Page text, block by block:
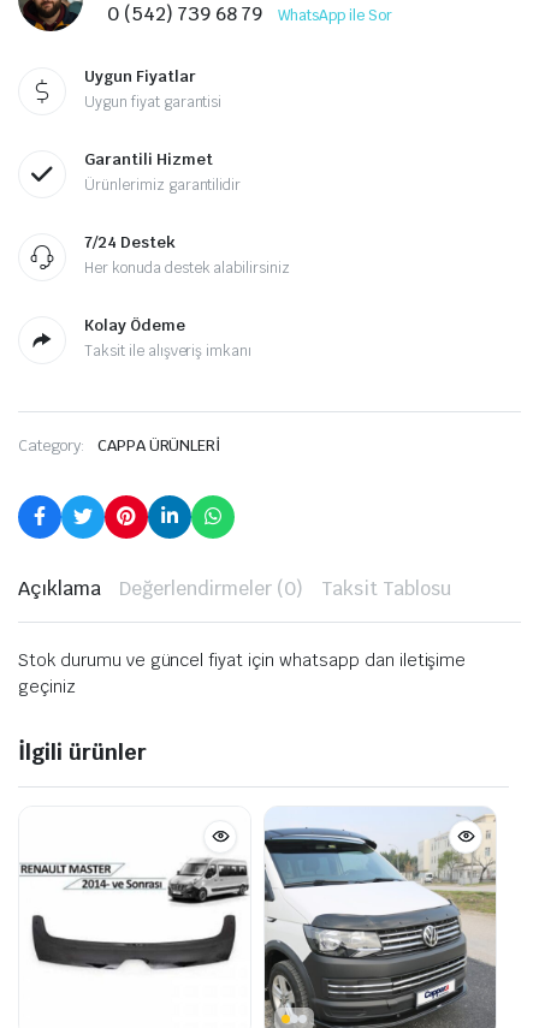
0 (542) 739 68 79 WhatsApp ile Sor
Uygun Fiyatlar
Uygun fiyat garantisi
Garantili Hizmet
Ürünlerimiz garantilidir
7/24 Destek
Her konuda destek alabilirsiniz
Kolay Ödeme
Taksit ile alışveriş imkanı
Category: CAPPA ÜRÜNLERİ
Açıklama Değerlendirmeler (0) Taksit Tablosu
Stok durumu ve güncel fiyat için whatsapp dan iletişime
geçiniz
İlgili ürünler